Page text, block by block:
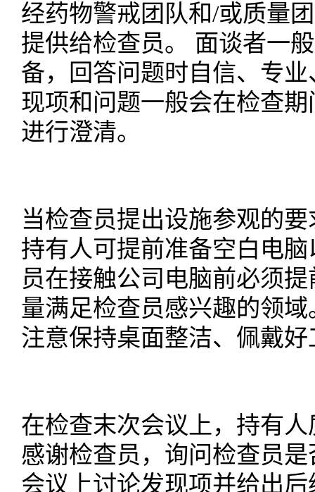
经药物警戒团队和/或质量
提供给检查员。 面谈者一
备，回答问题时自信、专
现项和问题一般会在检查
进行澄清。
当检查员提出设施参观的
持有人可提前准备空白电
员在接触公司电脑前必须
量满足检查员感兴趣的领
注意保持桌面整洁、佩戴
在检查末次会议上，持有
感谢检查员，询问检查员
会议上讨论发现项并给出